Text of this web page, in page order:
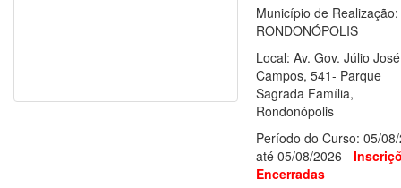
Município de Realização:
RONDONÓPOLIS
Local: Av. Gov. Júlio
Campos, 541- Parque
Sagrada Família,
Rondonópolis
Período do Curso: 05/
até 05/08/2026 -
Encerradas